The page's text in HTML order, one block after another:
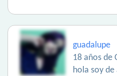
guadalupe
18 años de
hola soy